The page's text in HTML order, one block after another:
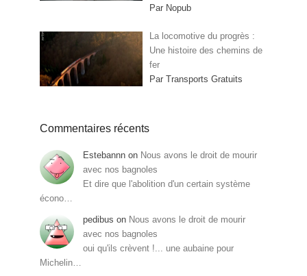
Par Nopub
La locomotive du progrès :
Une histoire des chemins de
fer
Par Transports Gratuits
Commentaires récents
Estebannn on Nous avons le droit de mourir
avec nos bagnoles
Et dire que l'abolition d'un certain système
écono…
pedibus on Nous avons le droit de mourir
avec nos bagnoles
oui qu'ils crèvent !... une aubaine pour
Michelin…